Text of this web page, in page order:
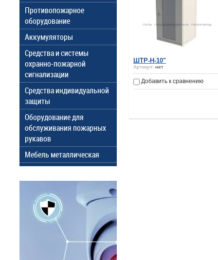
ШТР-Н-10"
Артикул: нет
Добавить к сравнению
Противопожарное
оборудование
Аккумуляторы
Средства и системы
охранно-пожарной
сигнализации
Средства индивидуальной
защиты
Оборудование для
обслуживания пожарных
рукавов
Мебель металлическая